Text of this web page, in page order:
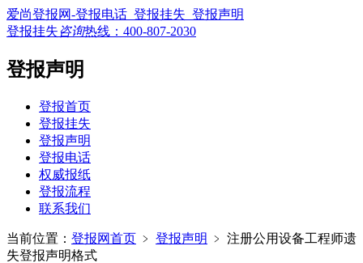
爱尚登报网-登报电话_登报挂失_登报声明
登报挂失咨询热线： 400-807-2030
登报声明
登报首页
登报挂失
登报声明
登报电话
权威报纸
登报流程
联系我们
当前位置： 登报网首页 ﹥ 登报声明 ﹥ 注册公用设备工程师遗
失登报声明格式